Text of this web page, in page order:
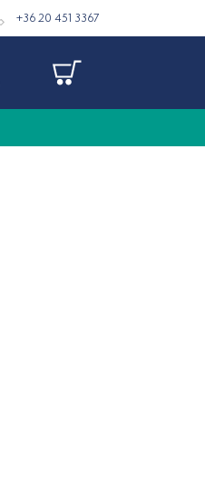
+36 20 451 3367